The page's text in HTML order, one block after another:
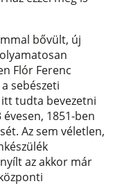
bővült, új
Flór Ferenc
sebészeti
tudta bevezetni
1851-ben
Az sem véletlen,
az akkor már